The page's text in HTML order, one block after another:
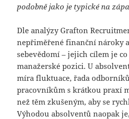
podobně jako je typické na
Dle analýzy Grafton
nepřiměřené finanční nároky
sebevědomí – jejich cílem je
manažerské pozici. U
míra fluktuace, řada
pracovníkům s krátkou praxí
než těm zkušeným, aby se
Výhodou absolventů naopak